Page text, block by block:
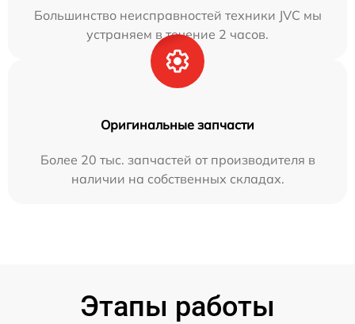
Большинство неисправностей техники JVC мы
устраняем в течение 2 часов.
Оригинальные запчасти
Более 20 тыс. запчастей от производителя в
наличии на собственных складах.
Этапы работы